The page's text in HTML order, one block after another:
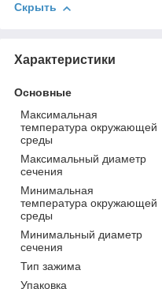
Скрыть
Характеристики
Основные
Максимальная
температура окружающей
среды
Максимальный диаметр
сечения
Минимальная
температура окружающей
среды
Минимальный диаметр
сечения
Тип зажима
Упаковка